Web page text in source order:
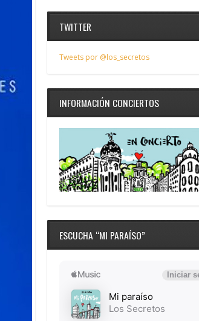
TWITTER
Tweets por @los_secretos
INFORMACIÓN CONCIERTOS
ESCUCHA “MI PARAÍSO”